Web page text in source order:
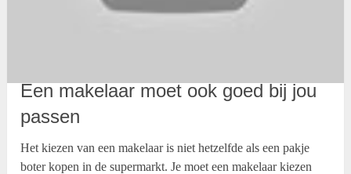
Een makelaar moet ook goed bij jou
passen
Het kiezen van een makelaar is niet hetzelfde als een pakje
boter kopen in de supermarkt. Je moet een makelaar kiezen